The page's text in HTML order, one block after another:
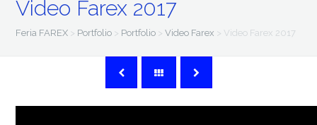
Video Farex 2017
Feria FAREX > Portfolio > Portfolio >Video Farex > Video Farex 2017